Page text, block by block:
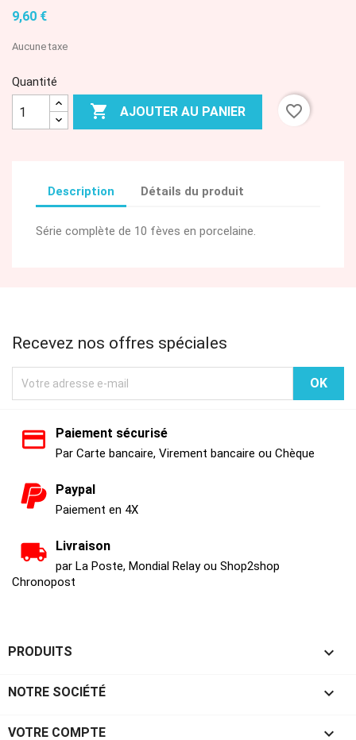
9,60 €
Aucune taxe
Quantité
 AJOUTER AU PANIER favorite_border
Description Détails du produit
Série complète de 10 fèves en porcelaine.
Recevez nos offres spéciales
Paiement sécurisé
Par Carte bancaire, Virement bancaire ou Chèque
Paypal
Paiement en 4X
Livraison
par La Poste, Mondial Relay ou Shop2shop
Chronopost
PRODUITS 
NOTRE SOCIÉTÉ 
VOTRE COMPTE 